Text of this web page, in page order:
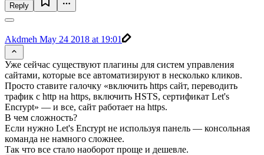
Reply
Akdmeh May 24 2018 at 19:01
Уже сейчас существуют плагины для систем управления
сайтами, которые все автоматизируют в несколько кликов.
Просто ставите галочку «включить https сайт, переводить
трафик с http на https, включить HSTS, сертификат Let's
Encrypt» — и все, сайт работает на https.
В чем сложность?
Если нужно Let's Encrypt не используя панель — консольная
команда не намного сложнее.
Так что все стало наоборот проще и дешевле.